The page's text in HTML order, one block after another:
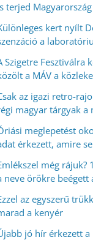
terjed
kert nyílt
a
Szigetre Fesztiválra
a MÁV a
az igazi retro-
magyar tárgyak a
meglepetést
érkezett, amire
még rájuk?
neve örökre beégett
az egyszerű
a kenyér
jó hír érkezett